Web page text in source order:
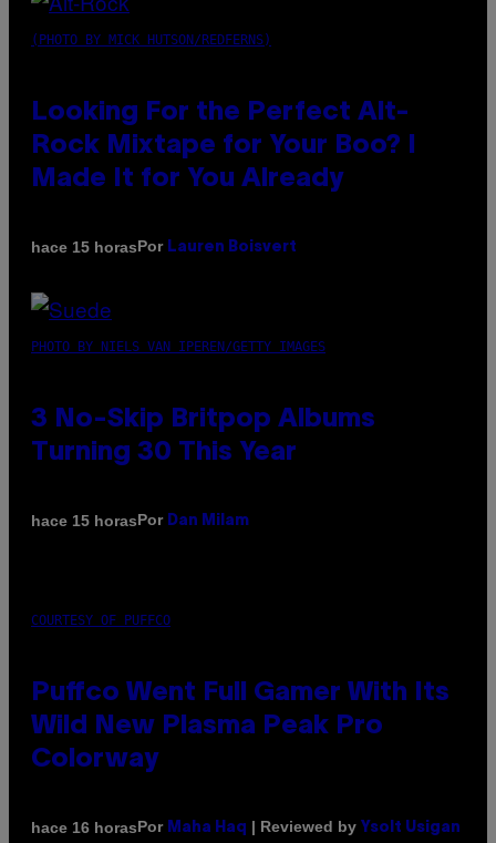
(PHOTO BY MICK HUTSON/REDFERNS)
Looking For the Perfect Alt-
Rock Mixtape for Your Boo? I
Made It for You Already
hace 15 horasPor Lauren Boisvert
PHOTO BY NIELS VAN IPEREN/GETTY IMAGES
3 No-Skip Britpop Albums
Turning 30 This Year
hace 15 horasPor Dan Milam
COURTESY OF PUFFCO
Puffco Went Full Gamer With Its
Wild New Plasma Peak Pro
Colorway
hace 16 horasPor Maha Haq | Reviewed by Ysolt Usigan